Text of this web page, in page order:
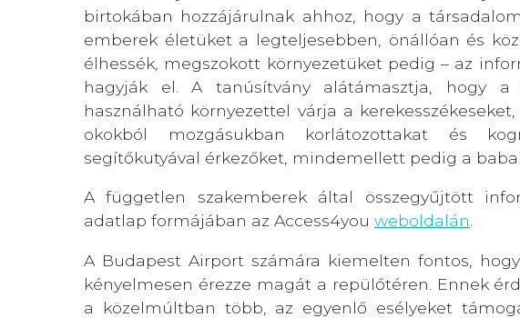
birtokában hozzájárulnak ahhoz, hogy a
emberek életüket a legteljesebben, önállóan és
élhessék, megszokott környezetüket pedig – az
hagyják el. A tanúsítvány alátámasztja, hogy a
használható környezettel várja a
okokból mozgásukban korlátozottakat és
segítőkutyával érkezőket, mindemellett pedig a
A független szakemberek által összegyűjtött
adatlap formájában az Access4you weboldalán.
A Budapest Airport számára kiemelten fontos,
kényelmesen érezze magát a repülőtéren. Ennek
a közelmúltban több, az egyenlő esélyeket